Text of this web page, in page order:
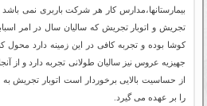
بیمارستانها،مدارس کار هر شرکت باربری نمی باشد
تجریش و اتوبار تجریش که سالیان سال در امر
کوشا بوده و تجربه کافی در این زمینه دارد محول
جهیزیه عروس نیز سالیان طولانی تجربه دارد و از
از حساسیت بالایی برخوردار است اتوبار تجریش
را بر عهده می گیرد.